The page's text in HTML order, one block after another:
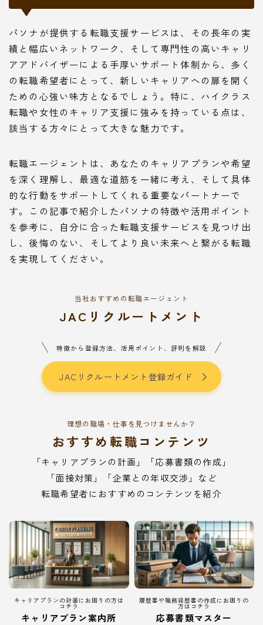
パソナが提供する転職支援サービスは、その長年の実
績と幅広いネットワーク、そして専門性の高いキャリ
アアドバイザーによる手厚いサポート体制から、多く
の転職希望者にとって、新しいキャリアへの扉を開く
ための心強い味方となるでしょう。特に、ハイクラス
転職や女性のキャリア支援に強みを持っている点は、
該当する方々にとって大きな魅力です。
転職エージェントは、あなたのキャリアプランや希望
を深く理解し、最適な道筋を一緒に考え、そして具体
的な行動をサポートしてくれる重要なパートナーで
す。この記事で紹介したパソナの特徴や活用ポイント
を参考に、自分に合った転職支援サービスを見つけ出
し、後悔のない、そしてより良い未来へと繋がる転職
を実現してください。
当社おすすめの転職エージェント
JACリクルートメント
特徴から登録方法、活用ポイント、評判を解説
JACリクルートメント登録ガイド
理想の職場・仕事を見つけませんか？
おすすめ転職コンテンツ
「キャリアプランの計画」「応募書類の作成」
「面接対策」「企業との年収交渉」など
転職希望者におすすめのコンテンツを紹介
キャリアプランの計画にお困りの方は
コチラ
キャリアプラン案内所
履歴書や職務経歴書の作成にお困りの
方はコチラ
応募書類マスター